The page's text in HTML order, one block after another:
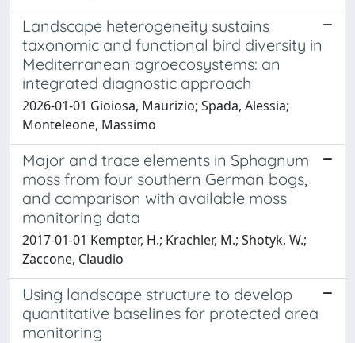
Landscape heterogeneity sustains
taxonomic and functional bird diversity in
Mediterranean agroecosystems: an
integrated diagnostic approach
2026-01-01 Gioiosa, Maurizio; Spada, Alessia;
Monteleone, Massimo
Major and trace elements in Sphagnum
moss from four southern German bogs,
and comparison with available moss
monitoring data
2017-01-01 Kempter, H.; Krachler, M.; Shotyk, W.;
Zaccone, Claudio
Using landscape structure to develop
quantitative baselines for protected area
monitoring